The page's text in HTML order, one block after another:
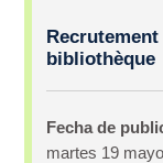
Oferta
de
bibliothèque
Fecha de
martes 19